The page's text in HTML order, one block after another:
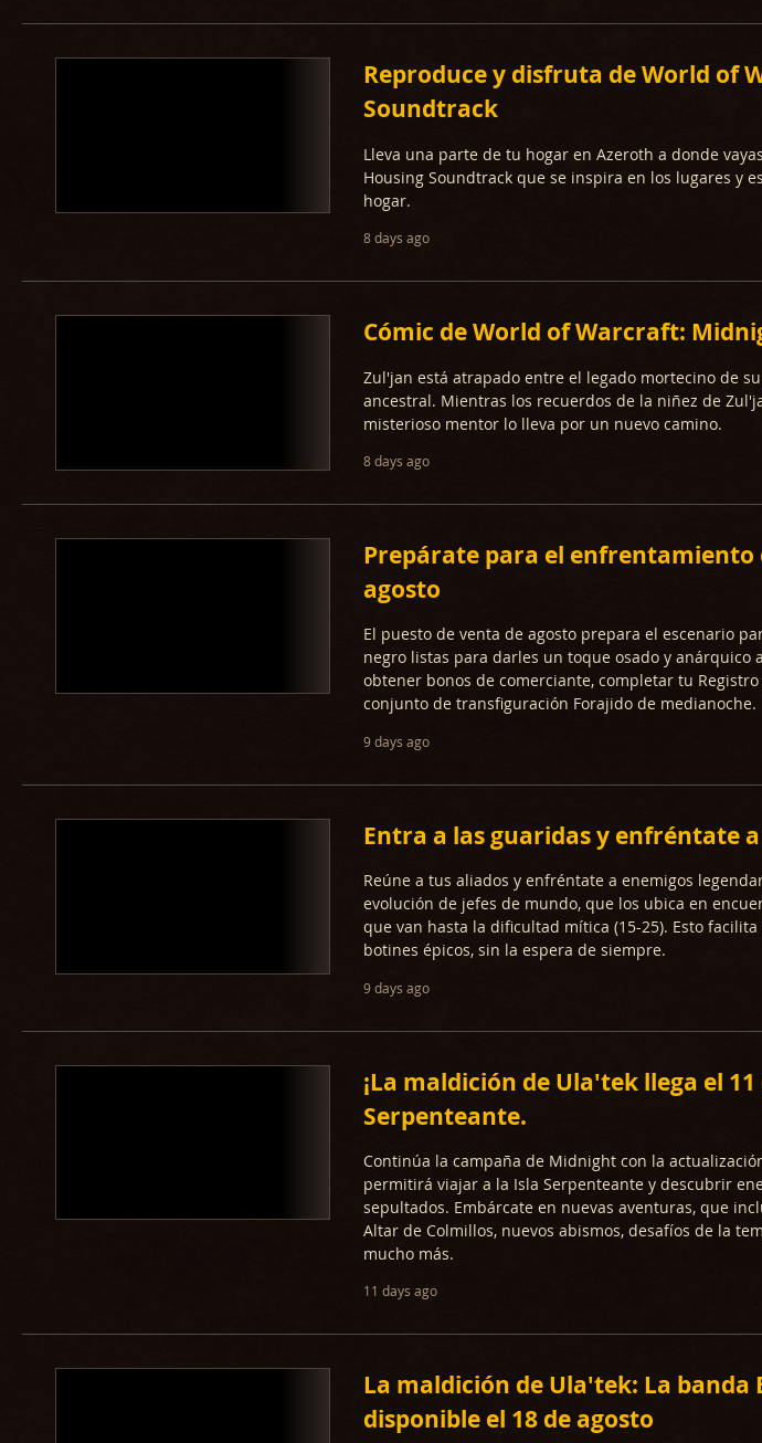
Reproduce y disfruta de World of
Soundtrack
Lleva una parte de tu hogar en Azeroth a donde
Housing Soundtrack que se inspira en los lugares y
hogar.
8 days ago
Cómic de World of Warcraft:
Zul'jan está atrapado entre el legado mortecino de
ancestral. Mientras los recuerdos de la niñez de
misterioso mentor lo lleva por un nuevo camino.
8 days ago
Prepárate para el enfrentamiento
agosto
El puesto de venta de agosto prepara el escenario
negro listas para darles un toque osado y anárquico
obtener bonos de comerciante, completar tu
conjunto de transfiguración Forajido de medianoche.
9 days ago
Entra a las guaridas y enfréntate
Reúne a tus aliados y enfréntate a enemigos
evolución de jefes de mundo, que los ubica en
que van hasta la dificultad mítica (15-25). Esto
botines épicos, sin la espera de siempre.
9 days ago
¡La maldición de Ula'tek llega el
Serpenteante.
Continúa la campaña de Midnight con la
permitirá viajar a la Isla Serpenteante y descubrir
sepultados. Embárcate en nuevas aventuras, que
Altar de Colmillos, nuevos abismos, desafíos de la
mucho más.
11 days ago
La maldición de Ula'tek: La banda
disponible el 18 de agosto